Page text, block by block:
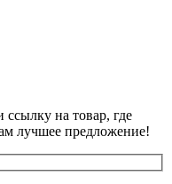
на товар, где
лучшее предложение!